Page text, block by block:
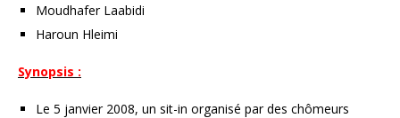
Moudhafer Laabidi
Haroun Hleimi
Synopsis :
Le 5 janvier 2008, un sit-in organisé par des chômeurs